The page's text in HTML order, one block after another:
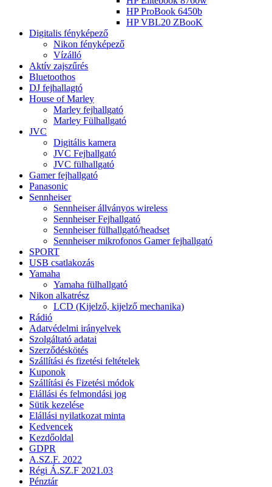
HP ProBook 6450b
HP VBL20 ZBooK
Digitalis fényképező
Nikon fényképező
Vízálló
Aktív zajszűrés
Bluetoothos
DJ fejhallagtó
House of Marley
Marley fejhallgató
Marley Fülhallgató
JVC
Digitális kamera
JVC Fejhallgató
JVC fülhallgató
Gamer fejhallgató
Panasonic
Sennheiser
Sennheiser állványos wireless
Sennheiser Fejhallgató
Sennheiser fülhallgató/headset
Sennheiser mikrofonos Gamer fejhallgató
SPORT
USB csatlakozás
Yamaha
Yamaha fülhallgató
Nikon alkatrész
LCD (Kijelző, kijelző mechanika)
Rádió
Adatvédelmi irányelvek
Szolgáltató adatai
Szerződéskötés
Szállítási és fizetési feltételek
Kuponok
Szállítási és Fizetési módok
Elállási és felmondási jog
Sütik kezelése
Elállási nyilatkozat minta
Kedvencek
Kezdőoldal
GDPR
A.SZ.F. 2022
Régi Á.SZ.F 2021.03
Pénztár